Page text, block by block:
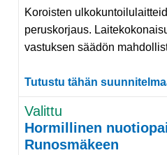
Koroisten
peruskorjaus.
vastuksen säädön
Tutustu tähän
Valittu
Hormillinen
Runosmäkeen